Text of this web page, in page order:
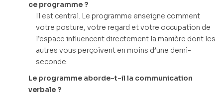
ce programme ?
Il est central. Le programme enseigne comment
votre posture, votre regard et votre occupation de
l’espace influencent directement la manière dont les
autres vous perçoivent en moins d’une demi-
seconde.
Le programme aborde-t-il la communication
verbale ?